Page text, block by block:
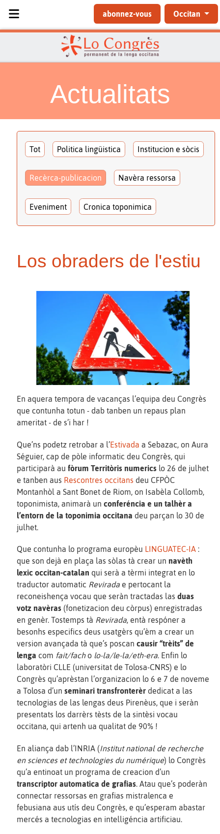
abonnez-vous Occitan
Actualitats
Tot Politica lingüistica Institucion e sòcis
Recèrca-publicacion Navèra ressorsa
Eveniment Cronica toponimica
Los obraders de l'estiu
En aquera tempora de vacanças l’equipa deu Congrès
que contunha totun - dab tanben un repaus plan
ameritat - de s’i har !
Que’ns podetz retrobar a l’Estivada a Sebazac, on Aura
Séguier, cap de pòle informatic deu Congrès, qui
participarà au fòrum Territòris numerics lo 26 de julhet
e tanben aus Rescontres occitans deu CFPÒC
Montanhòl a Sant Bonet de Riom, on Isabèla Collomb,
toponimista, animarà un conferéncia e un talhèr a
l’entorn de la toponimia occitana deu parçan lo 30 de
julhet.
Que contunha lo programa europèu LINGUATEC-IA :
que son dejà en plaça las sòlas tà crear un navèth
lexic occitan-catalan qui serà a tèrmi integrat en lo
traductor automatic Revirada e pertocant la
reconeishença vocau que seràn tractadas las duas
votz navèras (fonetizacion deu còrpus) enregistradas
en genèr. Tostemps tà Revirada, entà respóner a
besonhs especifics deus usatgèrs qu’èm a crear un
version avançada tà que’s poscan causir “trèits” de
lenga com fait/facho lo-la/le-la/eth-era. Enfin lo
laboratòri CLLE (universitat de Tolosa-CNRS) e lo
Congrès qu’aprèstan l’organizacion lo 6 e 7 de noveme
a Tolosa d’un seminari transfronterèr dedicat a las
tecnologias de las lengas deus Pirenèus, que i seràn
presentats los darrèrs tèsts de la sintèsi vocau
occitana, qui artenh ua qualitat de 90% !
En aliança dab l’INRIA (Institut national de recherche
en sciences et technologies du numérique) lo Congrès
qu’a entinoat un programa de creacion d’un
transcriptor automatica de grafias. Atau que’s poderàn
connectar ressorsas en grafias mistralenca e
febusiana aus utís deu Congrès, e qu’esperam abastar
mercés a tecnologias en intelligéncia artificiau.